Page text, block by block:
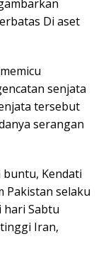
Di aset
senjata
tersebut
serangan
buntu, Kendati
Pakistan selaku
Sabtu
Iran,